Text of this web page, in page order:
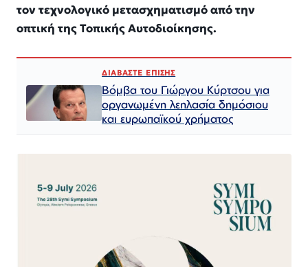
τον τεχνολογικό μετασχηματισμό από την
οπτική της Τοπικής Αυτοδιοίκησης.
ΔΙΑΒΑΣΤΕ ΕΠΙΣΗΣ
Βόμβα του Γιώργου Κύρτσου για
οργανωμένη λεηλασία δημόσιου
και ευρωπαϊκού χρήματος